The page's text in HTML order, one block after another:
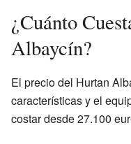
¿Cuánto
Albaycín?
El precio del Hurtan
características y el
costar desde 27.100